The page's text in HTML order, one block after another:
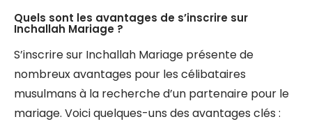
Quels sont les avantages de s’inscrire sur
Inchallah Mariage ?
S’inscrire sur Inchallah Mariage présente de
nombreux avantages pour les célibataires
musulmans à la recherche d’un partenaire pour le
mariage. Voici quelques-uns des avantages clés :